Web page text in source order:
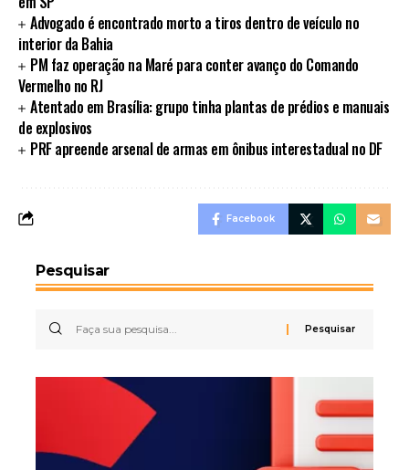
Advogado é encontrado morto a tiros dentro de veículo no
interior da Bahia
PM faz operação na Maré para conter avanço do Comando
Vermelho no RJ
Atentado em Brasília: grupo tinha plantas de prédios e manuais
de explosivos
PRF apreende arsenal de armas em ônibus interestadual no DF
Facebook
Pesquisar